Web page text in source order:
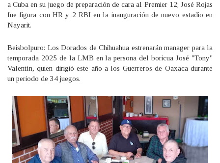
a Cuba en su juego de preparación de cara al Premier 12; José Rojas
fue figura con HR y 2 RBI en la inauguración de nuevo estadio en
Nayarit.
Beisbolpuro: Los Dorados de Chihuahua estrenarán manager para la
temporada 2025 de la LMB en la persona del boricua José "Tony"
Valentín, quien dirigió este año a los Guerreros de Oaxaca durante
un periodo de 34 juegos.